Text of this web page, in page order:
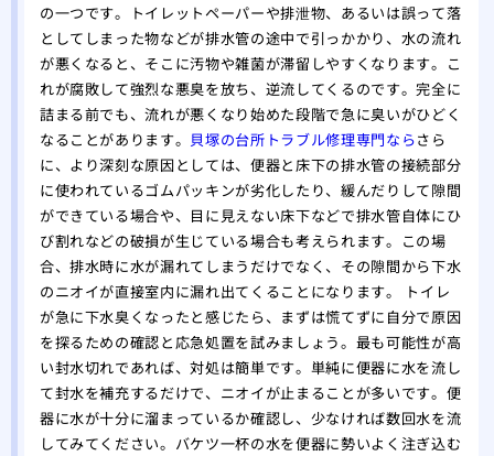
の一つです。トイレットペーパーや排泄物、あるいは誤って落
としてしまった物などが排水管の途中で引っかかり、水の流れ
が悪くなると、そこに汚物や雑菌が滞留しやすくなります。こ
れが腐敗して強烈な悪臭を放ち、逆流してくるのです。完全に
詰まる前でも、流れが悪くなり始めた段階で急に臭いがひどく
なることがあります。 貝塚の台所トラブル修理専門ならさら
に、より深刻な原因としては、便器と床下の排水管の接続部分
に使われているゴムパッキンが劣化したり、緩んだりして隙間
ができている場合や、目に見えない床下などで排水管自体にひ
び割れなどの破損が生じている場合も考えられます。この場
合、排水時に水が漏れてしまうだけでなく、その隙間から下水
のニオイが直接室内に漏れ出てくることになります。 トイレ
が急に下水臭くなったと感じたら、まずは慌てずに自分で原因
を探るための確認と応急処置を試みましょう。最も可能性が高
い封水切れであれば、対処は簡単です。単純に便器に水を流し
て封水を補充するだけで、ニオイが止まることが多いです。便
器に水が十分に溜まっているか確認し、少なければ数回水を流
してみてください。バケツ一杯の水を便器に勢いよく注ぎ込む